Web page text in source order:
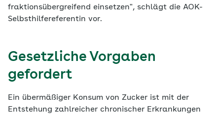
fraktionsübergreifend einsetzen", schlägt die AOK-
Selbsthilfereferentin vor.
Gesetzliche Vorgaben
gefordert
Ein übermäßiger Konsum von Zucker ist mit der
Entstehung zahlreicher chronischer Erkrankungen